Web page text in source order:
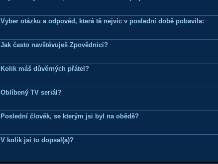
Vyber otázku a odpověd, která tě nejvíc v poslední době pobavila:
Jak často navštěvuješ Zpovědnici?
Kolik máš důvěrných přátel?
Oblíbený TV seriál?
Poslední člověk, se kterým jsi byl na obědě?
V kolik jsi to dopsal(a)?